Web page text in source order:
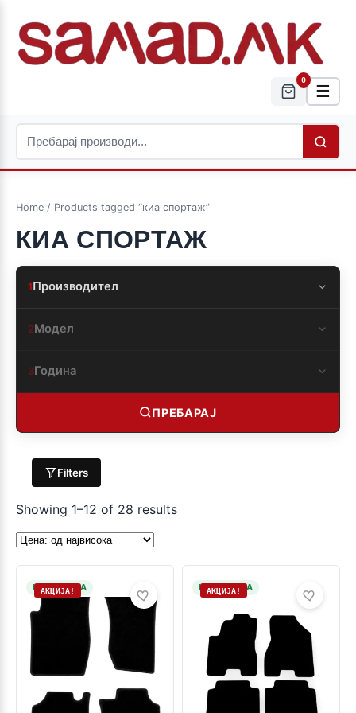
0
☰
Home / Products tagged “киа спортаж”
КИА СПОРТАЖ
1Производител
2Модел
3Година
ПРЕБАРАЈ
Filters
Showing 1–12 of 28 results
НА ЗАЛИХА
АКЦИЈА! НА ЗАЛИХА
АКЦИЈА!